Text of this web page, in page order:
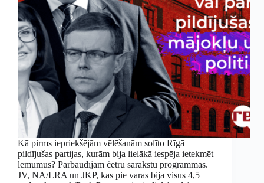
Kā pirms iepriekšējām vēlēšanām solīto Rīgā
pildījušas partijas, kurām bija lielākā iespēja ietekmēt
lēmumus? Pārbaudījām četru sarakstu programmas.
JV, NA/LRA un JKP, kas pie varas bija visus 4,5